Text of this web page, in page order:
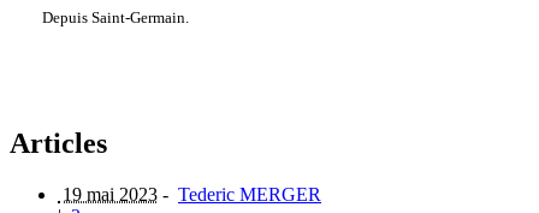
Depuis Saint-Germain.
Articles
19 mai 2023 - Tederic MERGER